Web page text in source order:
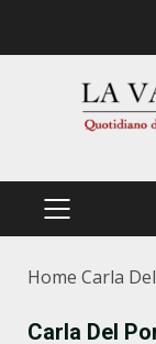
PRIMÄRES
Home Carla
Carla Del